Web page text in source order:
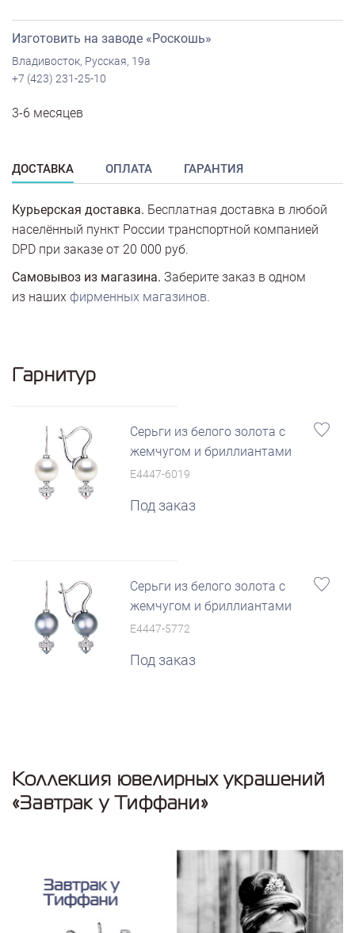
Изготовить на заводе «Роскошь»
Владивосток, Русская, 19а
+7 (423) 231-25-10
3-6 месяцев
ДОСТАВКА ОПЛАТА ГАРАНТИЯ
Курьерская доставка. Бесплатная доставка в любой
населённый пункт России транспортной компанией
DPD при заказе от 20 000 руб.
Самовывоз из магазина. Заберите заказ в одном
из наших фирменных магазинов.
Гарнитур
Серьги из белого золота с
жемчугом и бриллиантами
E4447-6019
Под заказ
Серьги из белого золота с
жемчугом и бриллиантами
E4447-5772
Под заказ
Коллекция ювелирных украшений
«Завтрак у Тиффани»